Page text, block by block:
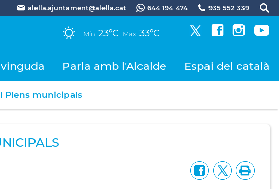
alella.ajuntament@alella.cat 644 194 474 935 552 339
Mín. 23ºC Màx. 33ºC
Parla amb l'Alcalde Espai del català
Plens municipals